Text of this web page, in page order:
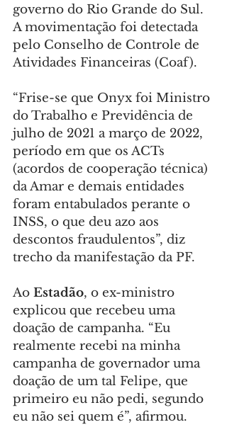
governo do Rio Grande do Sul.
A movimentação foi detectada
pelo Conselho de Controle de
Atividades Financeiras (Coaf).
“Frise-se que Onyx foi Ministro
do Trabalho e Previdência de
julho de 2021 a março de 2022,
período em que os ACTs
(acordos de cooperação técnica)
da Amar e demais entidades
foram entabulados perante o
INSS, o que deu azo aos
descontos fraudulentos”, diz
trecho da manifestação da PF.
Ao Estadão, o ex-ministro
explicou que recebeu uma
doação de campanha. “Eu
realmente recebi na minha
campanha de governador uma
doação de um tal Felipe, que
primeiro eu não pedi, segundo
eu não sei quem é”, afirmou.